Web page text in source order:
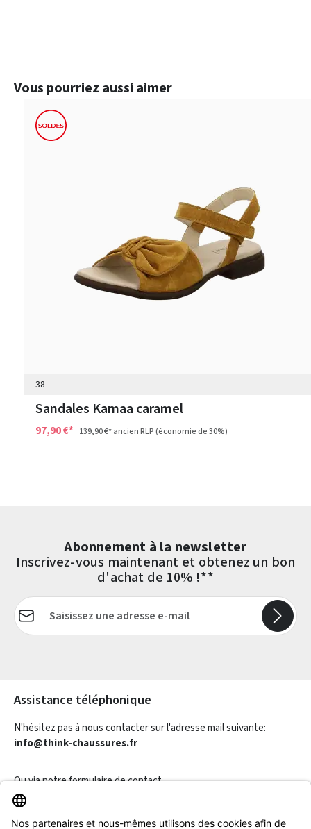
Ignorer la galerie de produits
Vous pourriez aussi aimer
38
Sandales Kamaa caramel
97,90 €* 139,90 €*ancien RLP(économie de 30%)
Abonnement à la newsletter
Inscrivez-vous maintenant et obtenez un bon
d'achat de 10% !**
Adresse e-mail*
Assistance téléphonique
N'hésitez pas à nous contacter sur l'adresse mail suivante:
info@think-chaussures.fr
Ou via notreformulaire de contact.
Révoquer un contrat